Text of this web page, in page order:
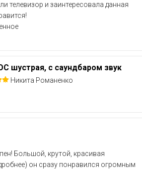
телевизор и заинтересовала данная
шустрая, с саундбаром звук
Никита Романенко
Большой, крутой, красивая
он сразу понравился огромным